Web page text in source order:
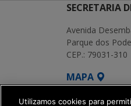
SECRETARIA
Avenida
Parque dos
CEP.: 79031-310
MAPA
SETDIG |
Utilizamos cookies para